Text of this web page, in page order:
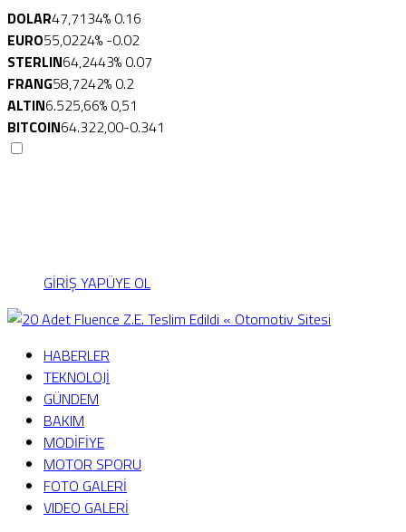
DOLAR47,7134% 0.16
EURO55,0224% -0.02
STERLIN64,2443% 0.07
FRANG58,7242% 0.2
ALTIN6.525,66% 0,51
BITCOIN64.322,00-0.341
GİRİŞ YAPÜYE OL
HABERLER
TEKNOLOJİ
GÜNDEM
BAKIM
MODİFİYE
MOTOR SPORU
FOTO GALERİ
VIDEO GALERİ